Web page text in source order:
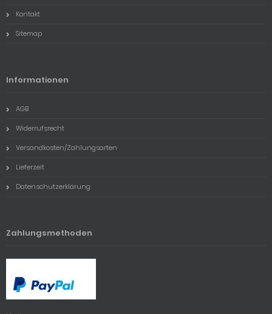
Kontakt
Sitemap
Informationen
AGB
Widerrufsrecht
Versandkosten/Zahlungsarten
Lieferzeit
Datenschutzerklärung
Zahlungsmethoden